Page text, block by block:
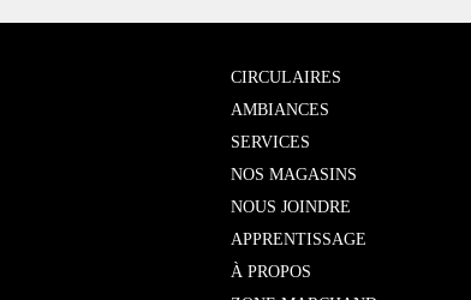
CIRCULAIRES
AMBIANCES
SERVICES
NOS MAGASINS
NOUS JOINDRE
APPRENTISSAGE
À PROPOS